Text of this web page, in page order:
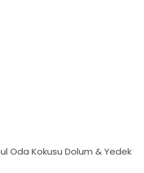
Oda Kokusu Dolum & Yedek